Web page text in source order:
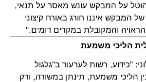
הוטל על המבקש עונש מאסר על תנאי,
של המבקש איננו חורג באורח קיצוני
והמקובלת במקרים דומים."
הליכי משמעת
20: פלוני: "כידוע, רשות לערעור ב"גלגול
הליכי משמעת, תינתן במשורה, ורק